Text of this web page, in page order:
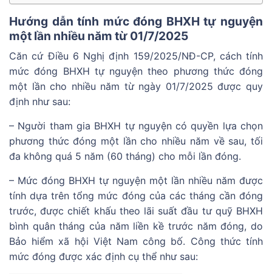
Hướng dẫn tính mức đóng BHXH tự nguyện
một lần nhiều năm từ 01/7/2025
Căn cứ Điều 6 Nghị định 159/2025/NĐ-CP, cách tính
mức đóng BHXH tự nguyện theo phương thức đóng
một lần cho nhiều năm từ ngày 01/7/2025 được quy
định như sau:
– Người tham gia BHXH tự nguyện có quyền lựa chọn
phương thức đóng một lần cho nhiều năm về sau, tối
đa không quá 5 năm (60 tháng) cho mỗi lần đóng.
– Mức đóng BHXH tự nguyện một lần nhiều năm được
tính dựa trên tổng mức đóng của các tháng cần đóng
trước, được chiết khấu theo lãi suất đầu tư quỹ BHXH
bình quân tháng của năm liền kề trước năm đóng, do
Bảo hiểm xã hội Việt Nam công bố. Công thức tính
mức đóng được xác định cụ thể như sau: